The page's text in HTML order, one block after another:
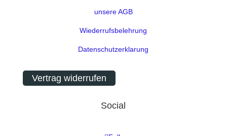
unsere AGB
Wiederrufsbelehrung
Datenschutzerklarung
Vertrag widerrufen
Social